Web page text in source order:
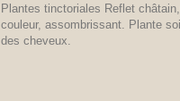
Plantes tinctoriales Reflet
couleur, assombrissant. Plante
des cheveux.